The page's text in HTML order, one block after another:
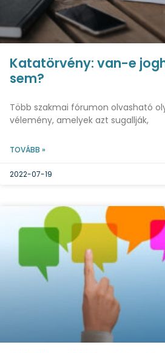
Katatörvény: van-e
sem?
Több szakmai fórumon olvasható
vélemény, amelyek azt sugallják,
TOVÁBB »
2022-07-19